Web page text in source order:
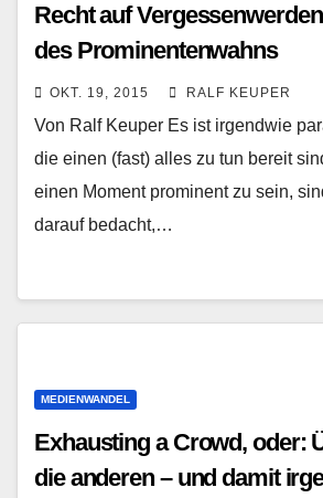
Recht auf
des Prominentenwahns
OKT. 19, 2015 RALF KEUPER
Von Ralf Keuper Es ist irgendwie
die einen (fast) alles zu tun bereit
einen Moment prominent zu sein,
darauf bedacht,…
MEDIENWANDEL
Exhausting a Crowd, oder:
die anderen – und damit